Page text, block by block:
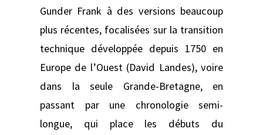
Gunder Frank à des versions beaucoup
plus récentes, focalisées sur la transition
technique développée depuis 1750 en
Europe de l’Ouest (David Landes), voire
dans la seule Grande-Bretagne, en
passant par une chronologie semi-
longue, qui place les débuts du